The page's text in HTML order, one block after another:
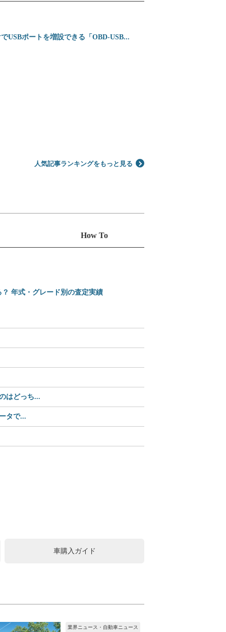
USBポートを増設できる「OBD-USB...
人気記事ランキングをもっと見る
How To
年式・グレード別の査定実績
はどっち...
タで...
車購入ガイド
業界ニュース・自動車ニュース